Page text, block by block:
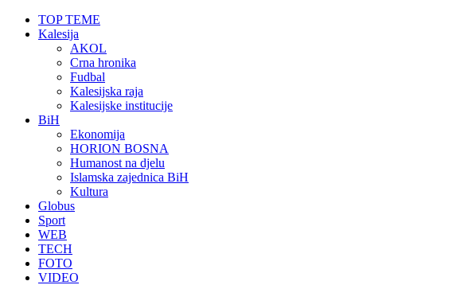
TOP TEME
Kalesija
AKOL
Crna hronika
Fudbal
Kalesijska raja
Kalesijske institucije
BiH
Ekonomija
HORION BOSNA
Humanost na djelu
Islamska zajednica BiH
Kultura
Globus
Sport
WEB
TECH
FOTO
VIDEO